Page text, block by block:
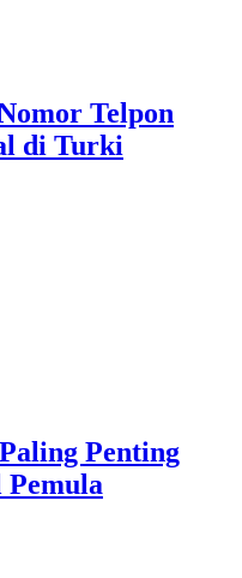
Telpon
di Turki
Penting